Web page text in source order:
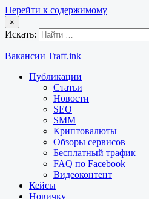
Перейти к содержимому
×
Искать:
Вакансии Traff.ink
Публикации
Статьи
Новости
SEO
SMM
Криптовалюты
Обзоры сервисов
Бесплатный трафик
FAQ по Facebook
Видеоконтент
Кейсы
Новичку